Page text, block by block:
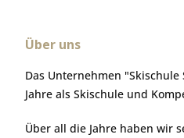
Über uns
Das Unternehmen
Jahre als Skischule und
Über all die Jahre haben wir